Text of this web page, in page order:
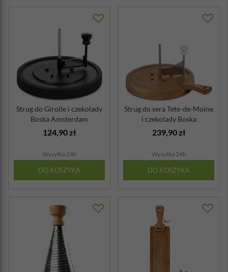
Strug do Girolle i czekolady
Boska Amsterdam
124,90 zł
Wysyłka 24h
DO KOSZYKA
Strug do sera Tete-de-Moine
i czekolady Boska
239,90 zł
Wysyłka 24h
DO KOSZYKA